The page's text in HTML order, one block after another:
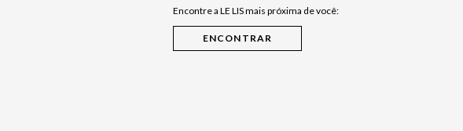
Encontre a LE LIS mais próxima de você: